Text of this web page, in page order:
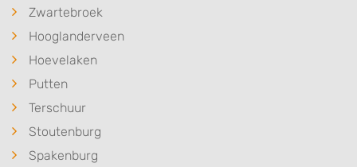
Zwartebroek
Hooglanderveen
Hoevelaken
Putten
Terschuur
Stoutenburg
Spakenburg